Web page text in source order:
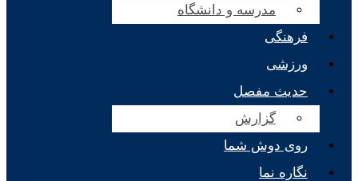
مدرسه و دانشگاه
فرهنگی
ورزشی
حدیث مفصل
گزارش
روی دوش شما
نگاره نما